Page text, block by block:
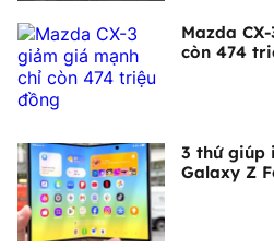
Mazda
còn 474
3 thứ giúp
Galaxy Z